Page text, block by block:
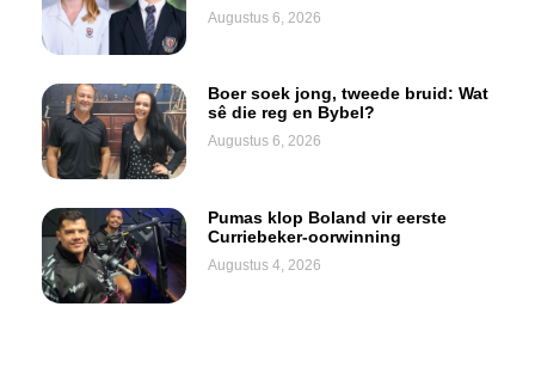
Augustus 6, 2026
Boer soek jong, tweede bruid: Wat
sê die reg en Bybel?
Augustus 6, 2026
Pumas klop Boland vir eerste
Curriebeker-oorwinning
Augustus 4, 2026